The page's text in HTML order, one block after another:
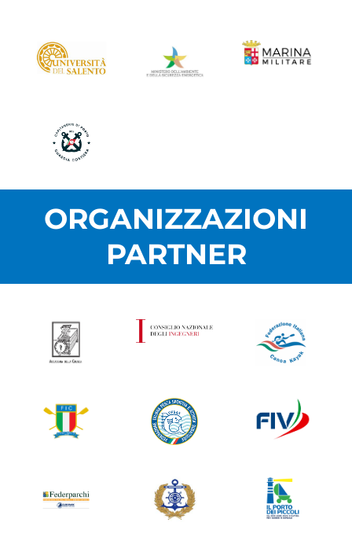
ORGANIZZAZIONI
PARTNER